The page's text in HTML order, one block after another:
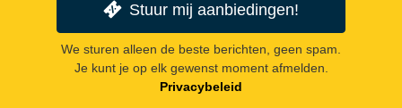
Stuur mij aanbiedingen!
We sturen alleen de beste berichten, geen spam.
Je kunt je op elk gewenst moment afmelden.
Privacybeleid